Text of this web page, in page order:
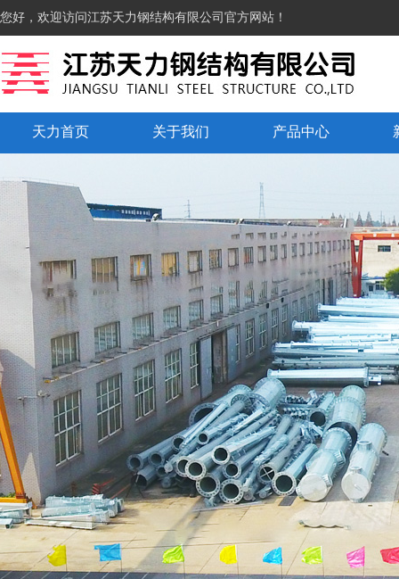
您好，欢迎访问江苏天力钢结构有限公司官方网站！
天力首页 关于我们 产品中心